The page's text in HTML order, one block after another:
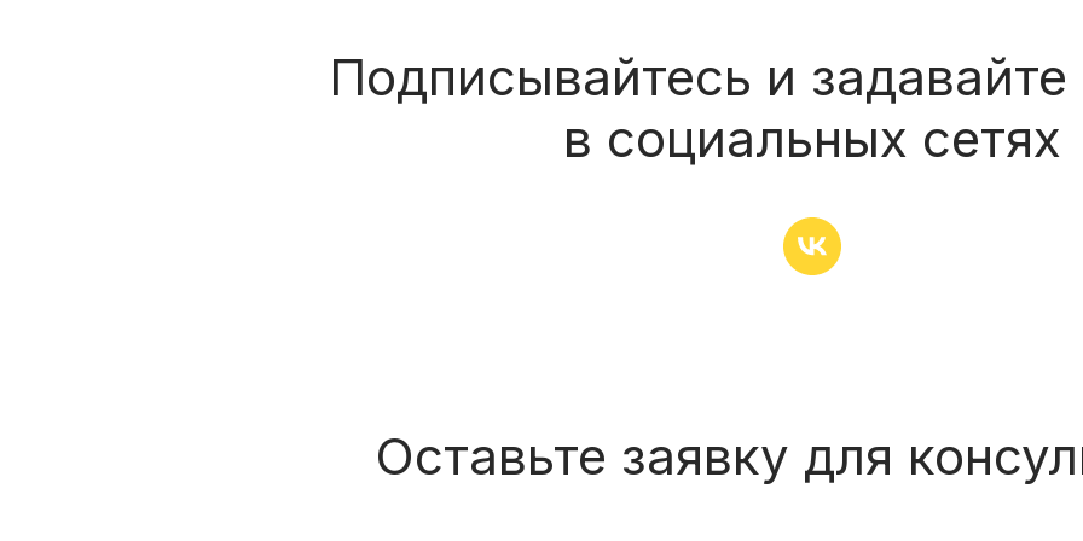
Подписывайтесь и
в социальных сетях
Оставьте заявку для